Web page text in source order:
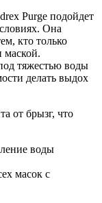
Purge подойдет
Она
кто только
маской.
тяжестью воды
делать выдох
от брызг, что
воды
масок с